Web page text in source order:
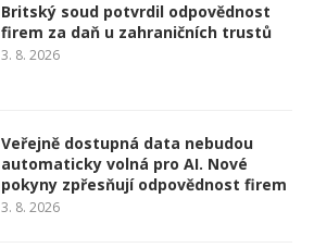
Britský soud potvrdil odpovědnost
firem za daň u zahraničních trustů
3. 8. 2026
Veřejně dostupná data nebudou
automaticky volná pro AI. Nové
pokyny zpřesňují odpovědnost firem
3. 8. 2026